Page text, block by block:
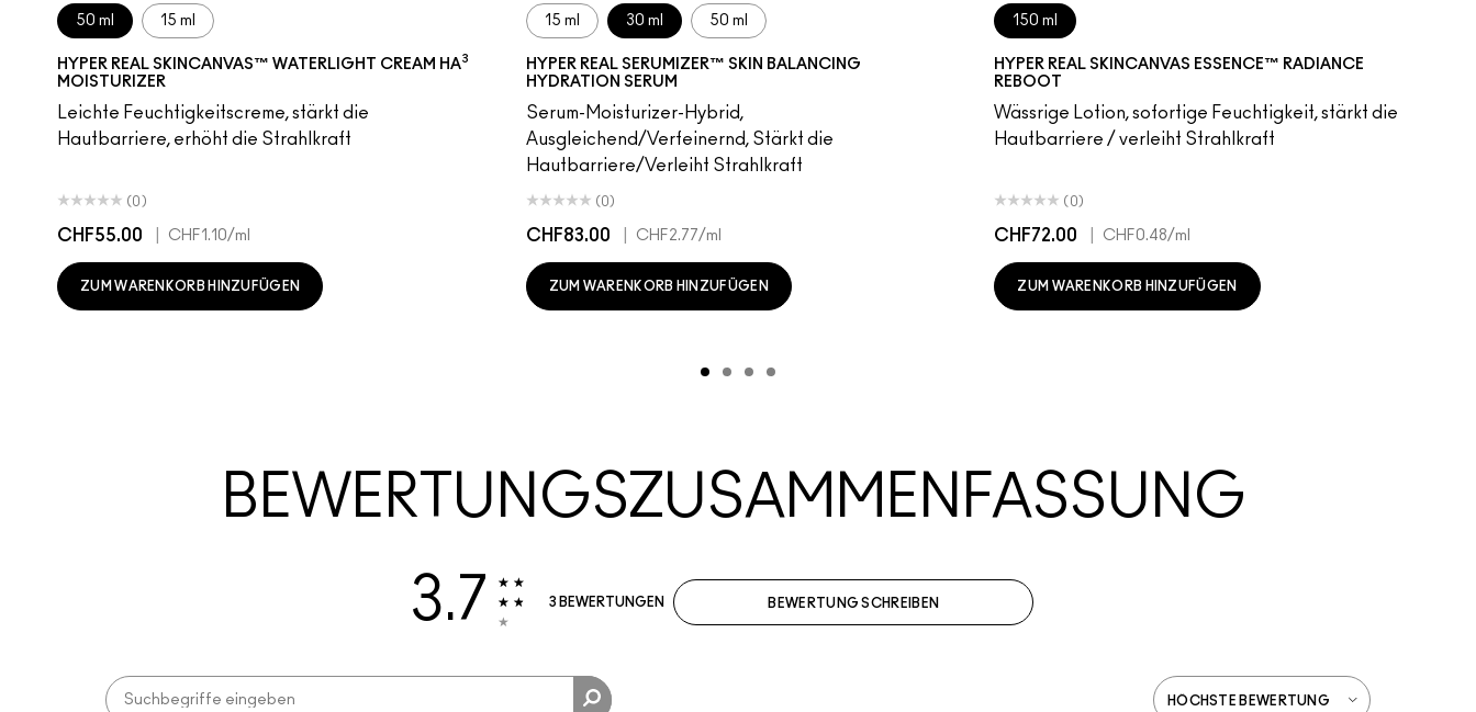
50 ml 15 ml
HYPER REAL SKINCANVAS™ WATERLIGHT CREAM HA3
MOISTURIZER
Leichte Feuchtigkeitscreme, stärkt die
Hautbarriere, erhöht die Strahlkraft
(0)
CHF55.00 CHF1.10/ml
ZUM WARENKORB HINZUFÜGEN
15 ml 30 ml 50 ml
HYPER REAL SERUMIZER™ SKIN BALANCING
HYDRATION SERUM
Serum-Moisturizer-Hybrid,
Ausgleichend/Verfeinernd, Stärkt die
Hautbarriere/Verleiht Strahlkraft
(0)
CHF83.00 CHF2.77/ml
ZUM WARENKORB HINZUFÜGEN
150 ml
HYPER REAL SKINCANVAS ESSENCE™ RADIANCE
REBOOT
Wässrige Lotion, sofortige Feuchtigkeit, stärkt die
Hautbarriere / verleiht Strahlkraft
(0)
CHF72.00 CHF0.48/ml
ZUM WARENKORB HINZUFÜGEN
BEWERTUNGSZUSAMMENFASSUNG
3.7
3 BEWERTUNGEN BEWERTUNG SCHREIBEN